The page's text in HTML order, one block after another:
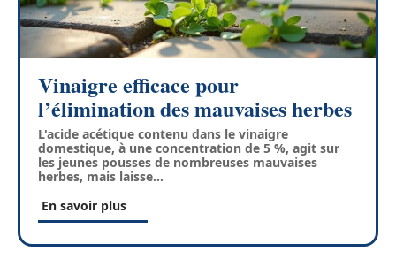
Vinaigre efficace pour
l’élimination des mauvaises herbes
L'acide acétique contenu dans le vinaigre
domestique, à une concentration de 5 %, agit sur
les jeunes pousses de nombreuses mauvaises
herbes, mais laisse…
En savoir plus